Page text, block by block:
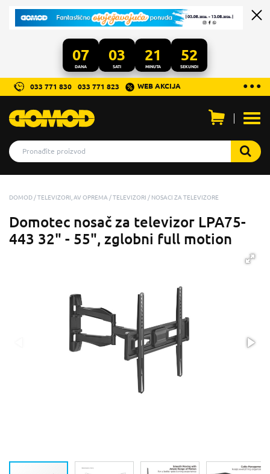
07
DANA
03
SATI
21
MINUTA
51
SEKUNDI
...
● ● ●
033 771 830 033 771 823 WEB AKCIJA
DOMOD TELEVIZORI, AV OPREMA TELEVIZORI NOSACI ZA TELEVIZORE
Domotec nosač za televizor LPA75-
443 32" - 55", zglobni full motion